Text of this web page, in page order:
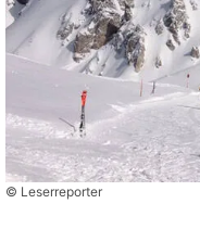
© Leserreporter